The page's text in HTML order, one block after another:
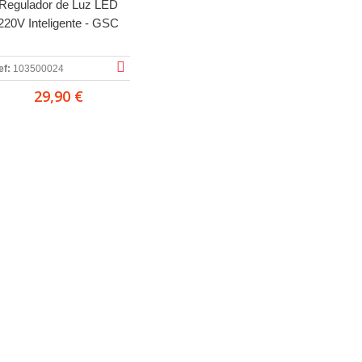
de Luz LED
Inteligente - GSC
103500024
29,90 €